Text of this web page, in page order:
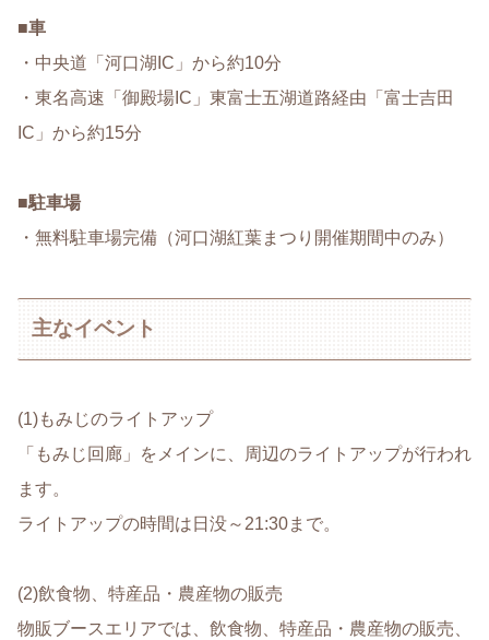
■車
・中央道「河口湖IC」から約10分
・東名高速「御殿場IC」東富士五湖道路経由「富士吉田
IC」から約15分
■駐車場
・無料駐車場完備（河口湖紅葉まつり開催期間中のみ）
主なイベント
(1)もみじのライトアップ
「もみじ回廊」をメインに、周辺のライトアップが行われ
ます。
ライトアップの時間は日没～21:30まで。
(2)飲食物、特産品・農産物の販売
物販ブースエリアでは、飲食物、特産品・農産物の販売、